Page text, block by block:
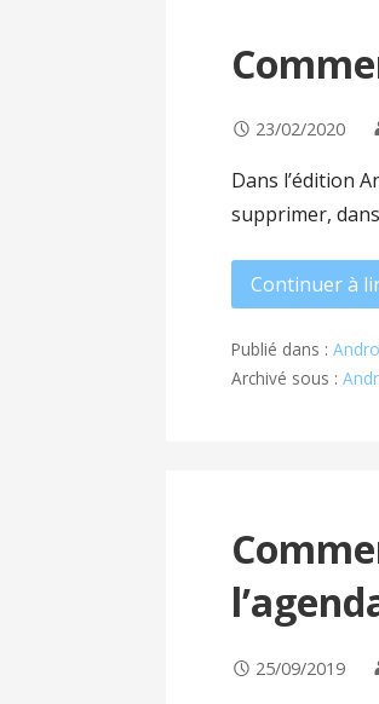
23/02/2020
Dans l’édition
supprimer,
Continuer à
Publié dans :
Archivé sous :
25/09/2019